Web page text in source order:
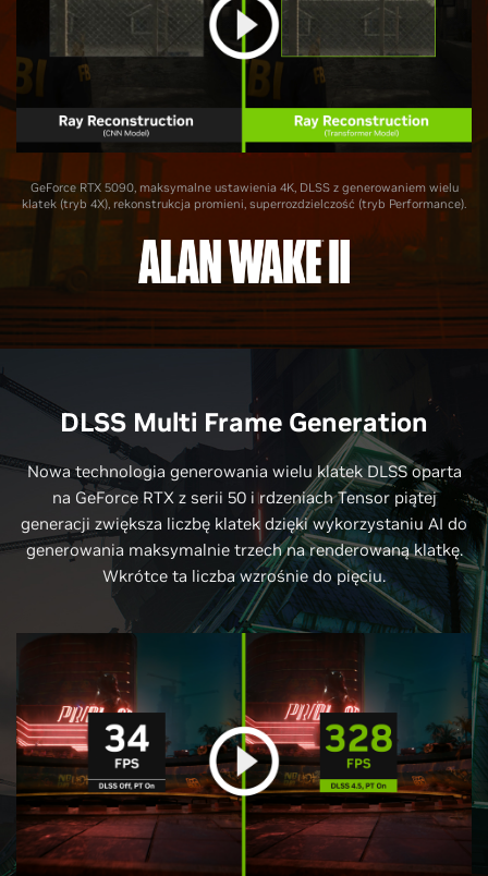
GeForce RTX 5090, maksymalne ustawienia 4K, DLSS z generowaniem wielu
klatek (tryb 4X), rekonstrukcja promieni, superrozdzielczość (tryb Performance).
DLSS Multi Frame Generation
Nowa technologia generowania wielu klatek DLSS oparta
na GeForce RTX z serii 50 i rdzeniach Tensor piątej
generacji zwiększa liczbę klatek dzięki wykorzystaniu AI do
generowania maksymalnie trzech na renderowaną klatkę.
Wkrótce ta liczba wzrośnie do pięciu.